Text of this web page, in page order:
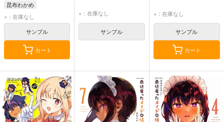
昆布わかめ
×：在庫なし
サンプル
カート
×：在庫なし
サンプル
×：在庫なし
サンプル
カート